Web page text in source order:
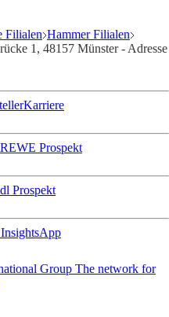
Filialen Hammer Filialen
1, 48157 Münster - Adresse
Karriere
REWE Prospekt
Prospekt
App
Group The network for